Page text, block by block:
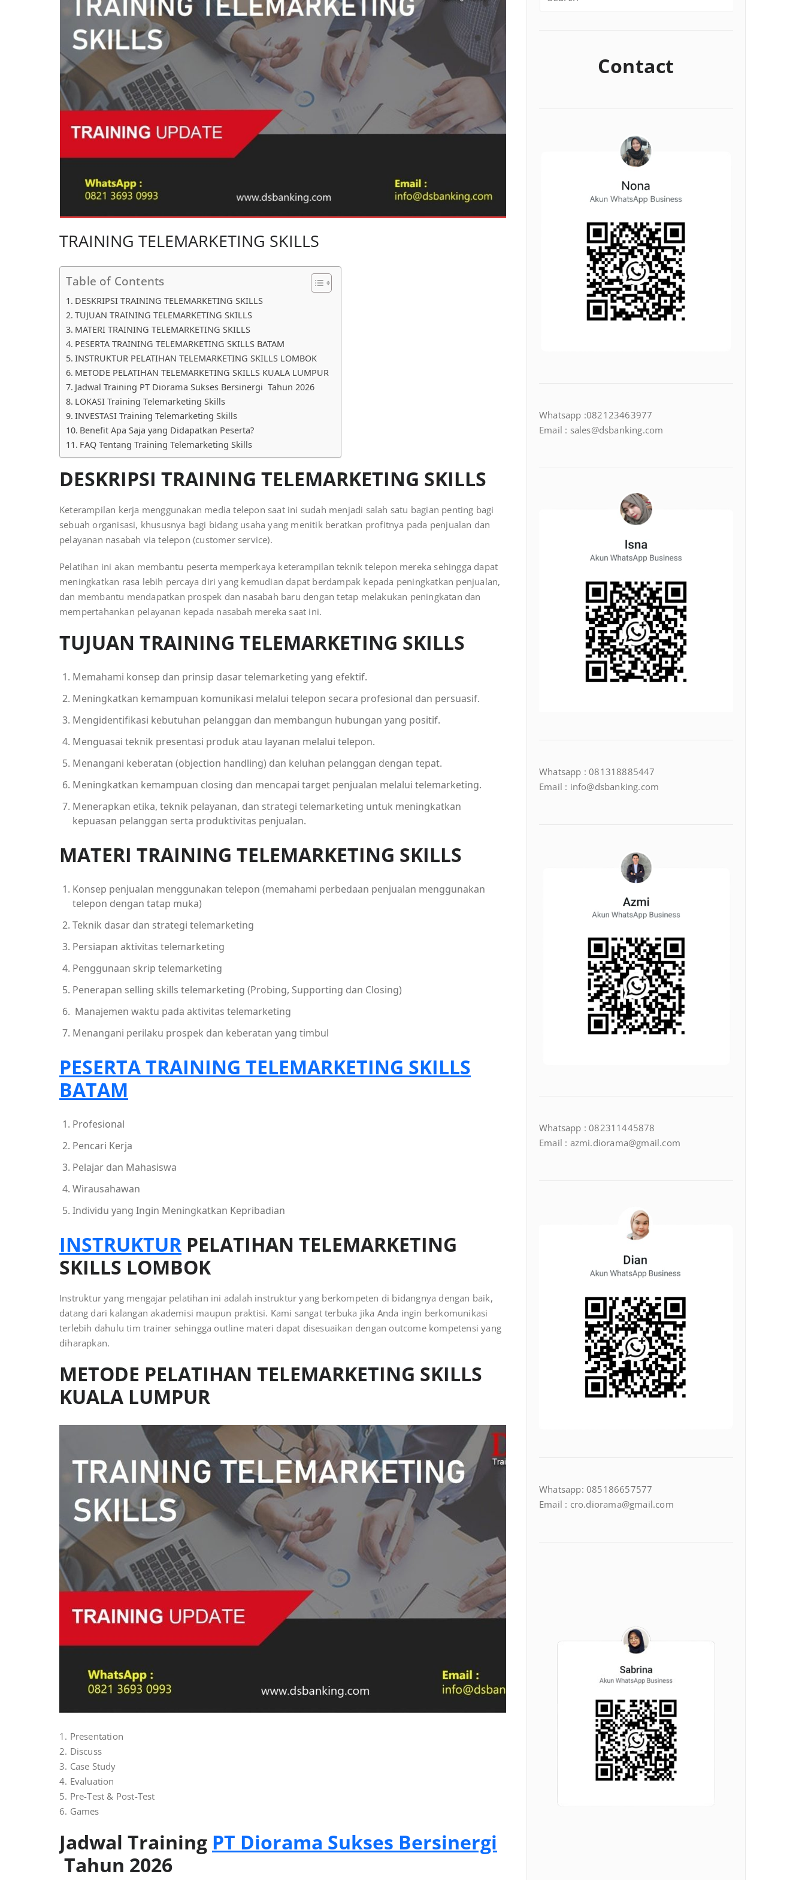
TRAINING TELEMARKETING SKILLS
Table of Contents
DESKRIPSI TRAINING TELEMARKETING SKILLS
TUJUAN TRAINING TELEMARKETING SKILLS
MATERI TRAINING TELEMARKETING SKILLS
PESERTA TRAINING TELEMARKETING SKILLS BATAM
INSTRUKTUR PELATIHAN TELEMARKETING SKILLS LOMBOK
METODE PELATIHAN TELEMARKETING SKILLS KUALA LUMPUR
Jadwal Training PT Diorama Sukses Bersinergi Tahun 2026
LOKASI Training Telemarketing Skills
INVESTASI Training Telemarketing Skills
Benefit Apa Saja yang Didapatkan Peserta?
FAQ Tentang Training Telemarketing Skills
DESKRIPSI TRAINING TELEMARKETING SKILLS
Keterampilan kerja menggunakan media telepon saat ini sudah menjadi salah satu bagian penting bagi
sebuah organisasi, khususnya bagi bidang usaha yang menitik beratkan profitnya pada penjualan dan
pelayanan nasabah via telepon (customer service).
Pelatihan ini akan membantu peserta memperkaya keterampilan teknik telepon mereka sehingga dapat
meningkatkan rasa lebih percaya diri yang kemudian dapat berdampak kepada peningkatkan penjualan,
dan membantu mendapatkan prospek dan nasabah baru dengan tetap melakukan peningkatan dan
mempertahankan pelayanan kepada nasabah mereka saat ini.
TUJUAN TRAINING TELEMARKETING SKILLS
Memahami konsep dan prinsip dasar telemarketing yang efektif.
Meningkatkan kemampuan komunikasi melalui telepon secara profesional dan persuasif.
Mengidentifikasi kebutuhan pelanggan dan membangun hubungan yang positif.
Menguasai teknik presentasi produk atau layanan melalui telepon.
Menangani keberatan (objection handling) dan keluhan pelanggan dengan tepat.
Meningkatkan kemampuan closing dan mencapai target penjualan melalui telemarketing.
Menerapkan etika, teknik pelayanan, dan strategi telemarketing untuk meningkatkan
kepuasan pelanggan serta produktivitas penjualan.
MATERI TRAINING TELEMARKETING SKILLS
Konsep penjualan menggunakan telepon (memahami perbedaan penjualan menggunakan
telepon dengan tatap muka)
Teknik dasar dan strategi telemarketing
Persiapan aktivitas telemarketing
Penggunaan skrip telemarketing
Penerapan selling skills telemarketing (Probing, Supporting dan Closing)
Manajemen waktu pada aktivitas telemarketing
Menangani perilaku prospek dan keberatan yang timbul
PESERTA TRAINING TELEMARKETING SKILLS
BATAM
Profesional
Pencari Kerja
Pelajar dan Mahasiswa
Wirausahawan
Individu yang Ingin Meningkatkan Kepribadian
INSTRUKTUR PELATIHAN TELEMARKETING
SKILLS LOMBOK
Instruktur yang mengajar pelatihan ini adalah instruktur yang berkompeten di bidangnya dengan baik,
datang dari kalangan akademisi maupun praktisi. Kami sangat terbuka jika Anda ingin berkomunikasi
terlebih dahulu tim trainer sehingga outline materi dapat disesuaikan dengan outcome kompetensi yang
diharapkan.
METODE PELATIHAN TELEMARKETING SKILLS
KUALA LUMPUR
1. Presentation
2. Discuss
3. Case Study
4. Evaluation
5. Pre-Test & Post-Test
6. Games
Jadwal Training PT Diorama Sukses Bersinergi
Tahun 2026
Contact
Whatsapp :082123463977
Email : sales@dsbanking.com
Whatsapp : 081318885447
Email : info@dsbanking.com
Whatsapp : 082311445878
Email : azmi.diorama@gmail.com
Whatsapp: 085186657577
Email : cro.diorama@gmail.com